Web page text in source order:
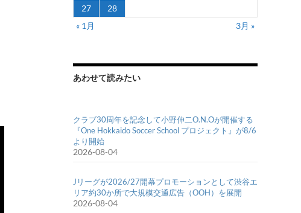
27
28
« 1月
3月 »
あわせて読みたい
クラブ30周年を記念して小野伸二O.N.Oが開催する
『One Hokkaido Soccer School プロジェクト』が8/6
より開始
2026-08-04
Jリーグが2026/27開幕プロモーションとして渋谷エ
リア約30か所で大規模交通広告（OOH）を展開
2026-08-04